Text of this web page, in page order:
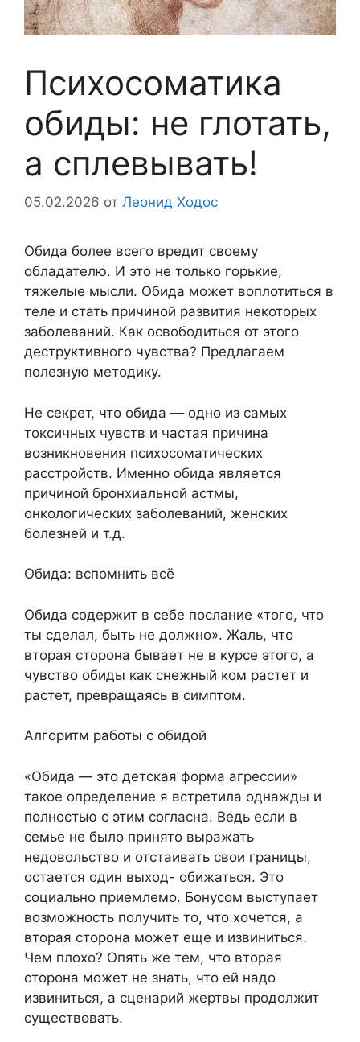
Психосоматика
обиды: не глотать,
а сплевывать!
05.02.2026 от Леонид Ходос
Обида более всего вредит своему
обладателю. И это не только горькие,
тяжелые мысли. Обида может воплотиться в
теле и стать причиной развития некоторых
заболеваний. Как освободиться от этого
деструктивного чувства? Предлагаем
полезную методику.
Не секрет, что обида — одно из самых
токсичных чувств и частая причина
возникновения психосоматических
расстройств. Именно обида является
причиной бронхиальной астмы,
онкологических заболеваний, женских
болезней и т.д.
Обида: вспомнить всё
Обида содержит в себе послание «того, что
ты сделал, быть не должно». Жаль, что
вторая сторона бывает не в курсе этого, а
чувство обиды как снежный ком растет и
растет, превращаясь в симптом.
Алгоритм работы с обидой
«Обида — это детская форма агрессии»
такое определение я встретила однажды и
полностью с этим согласна. Ведь если в
семье не было принято выражать
недовольство и отстаивать свои границы,
остается один выход- обижаться. Это
социально приемлемо. Бонусом выступает
возможность получить то, что хочется, а
вторая сторона может еще и извиниться.
Чем плохо? Опять же тем, что вторая
сторона может не знать, что ей надо
извиниться, а сценарий жертвы продолжит
существовать.